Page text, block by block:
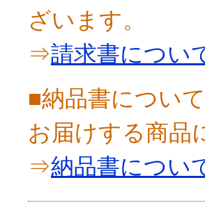
ざいます。
⇒請求書につい
■納品書について
お届けする商品
⇒納品書につい